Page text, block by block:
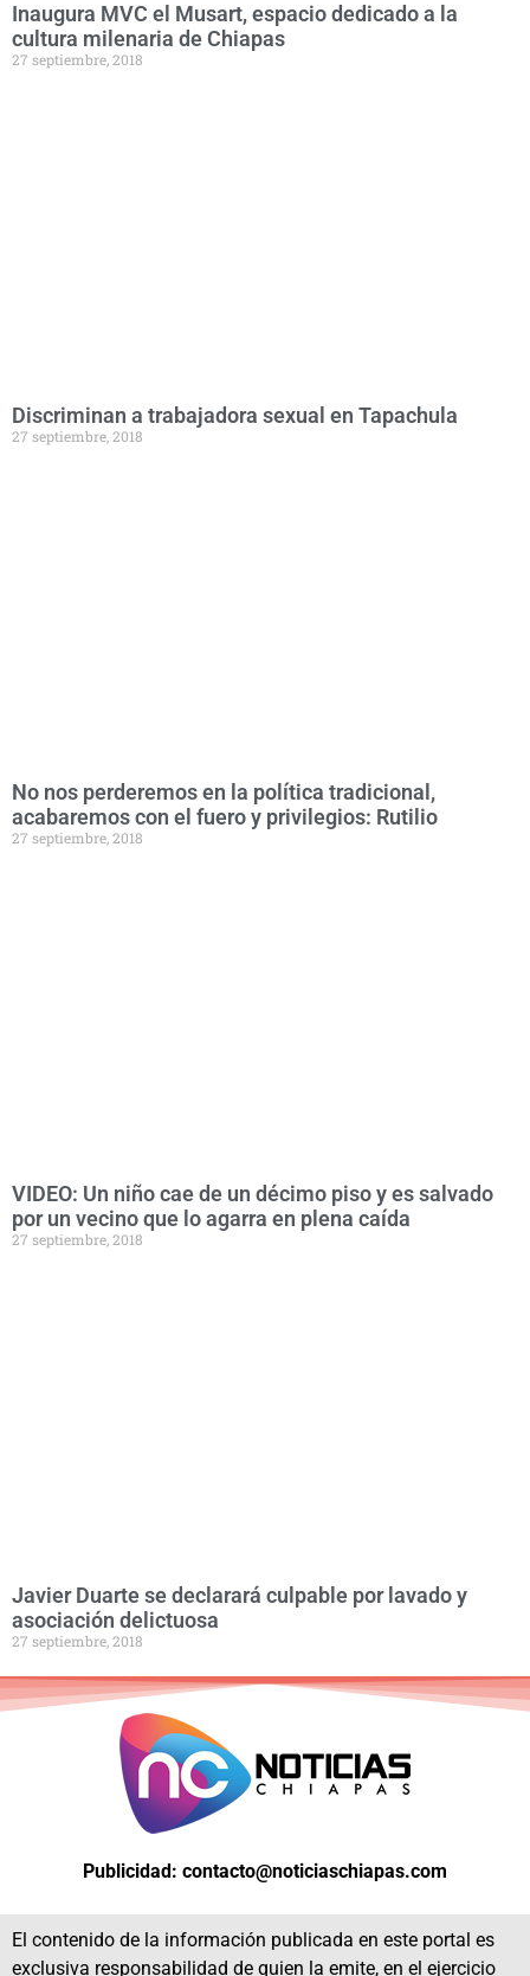
Inaugura MVC el Musart, espacio dedicado a la
cultura milenaria de Chiapas
27 septiembre, 2018
Discriminan a trabajadora sexual en Tapachula
27 septiembre, 2018
No nos perderemos en la política tradicional,
acabaremos con el fuero y privilegios: Rutilio
27 septiembre, 2018
VIDEO: Un niño cae de un décimo piso y es salvado
por un vecino que lo agarra en plena caída
27 septiembre, 2018
Javier Duarte se declarará culpable por lavado y
asociación delictuosa
27 septiembre, 2018
Publicidad: contacto@noticiaschiapas.com
El contenido de la información publicada en este portal es
exclusiva responsabilidad de quien la emite, en el ejercicio